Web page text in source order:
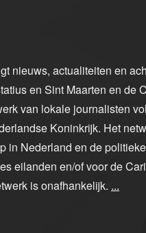
nieuws, actualiteiten en
en Sint Maarten en de
van lokale journalisten
Koninkrijk. Het
in Nederland en de
eilanden en/of voor de
is onafhankelijk. ...